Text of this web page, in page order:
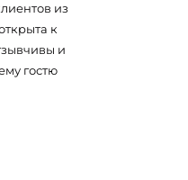
из
к
и
гостю